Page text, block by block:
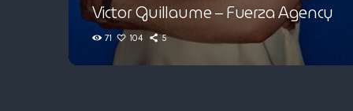
Victor Guillaume – Fuerza Agency
71 104 5